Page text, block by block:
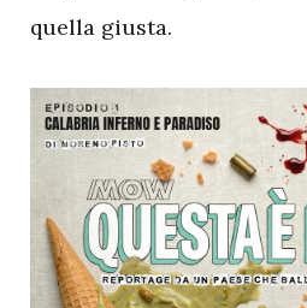
quella giusta.